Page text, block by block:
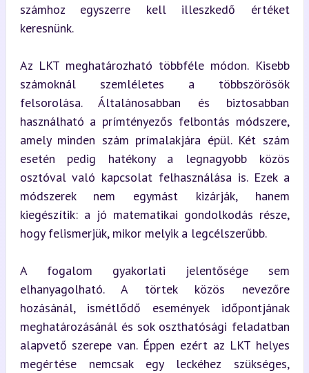
számhoz egyszerre kell illeszkedő értéket
keresnünk.
Az LKT meghatározható többféle módon. Kisebb
számoknál szemléletes a többszörösök
felsorolása. Általánosabban és biztosabban
használható a prímtényezős felbontás módszere,
amely minden szám prímalakjára épül. Két szám
esetén pedig hatékony a legnagyobb közös
osztóval való kapcsolat felhasználása is. Ezek a
módszerek nem egymást kizárják, hanem
kiegészítik: a jó matematikai gondolkodás része,
hogy felismerjük, mikor melyik a legcélszerűbb.
A fogalom gyakorlati jelentősége sem
elhanyagolható. A törtek közös nevezőre
hozásánál, ismétlődő események időpontjának
meghatározásánál és sok oszthatósági feladatban
alapvető szerepe van. Éppen ezért az LKT helyes
megértése nemcsak egy leckéhez szükséges,